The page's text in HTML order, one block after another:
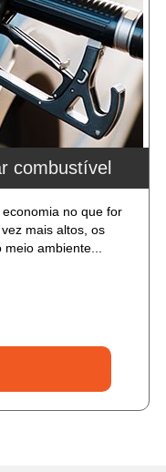
combustível
no que for
mais altos, os
ambiente...